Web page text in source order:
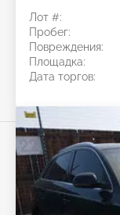
Лот #:
Пробег:
Повреждения:
Площадка:
Дата торгов: